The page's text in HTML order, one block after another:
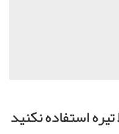
استفاده نکنید